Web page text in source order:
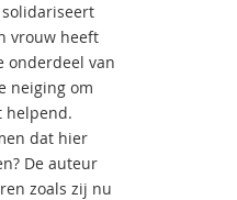
vrouw heeft
onderdeel van
neiging om
helpend.
dat hier
De auteur
zoals zij nu